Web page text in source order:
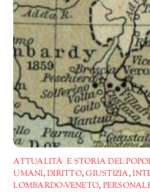
ATTUALITÀ E STORIA DEL
UMANI,DIRITTO,GIUSTIZIA,
LOMBARDO-VENETO,